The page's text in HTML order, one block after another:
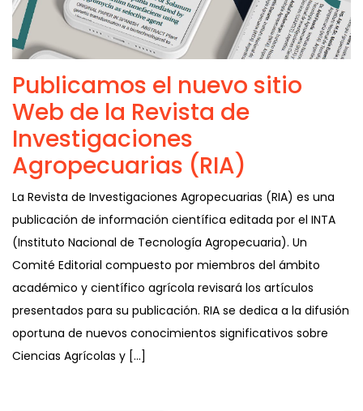
Publicamos el nuevo sitio
Web de la Revista de
Investigaciones
Agropecuarias (RIA)
La Revista de Investigaciones Agropecuarias (RIA) es una
publicación de información científica editada por el INTA
(Instituto Nacional de Tecnología Agropecuaria). Un
Comité Editorial compuesto por miembros del ámbito
académico y científico agrícola revisará los artículos
presentados para su publicación. RIA se dedica a la difusión
oportuna de nuevos conocimientos significativos sobre
Ciencias Agrícolas y […]